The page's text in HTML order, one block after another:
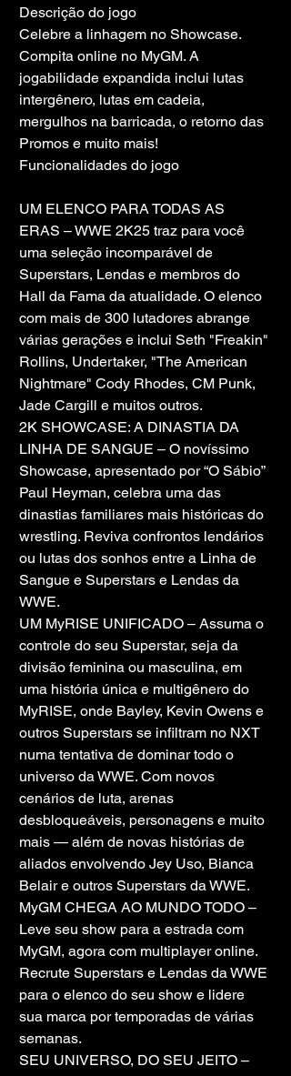
Descrição do jogo
Celebre a linhagem no Showcase.
Compita online no MyGM. A
jogabilidade expandida inclui lutas
intergênero, lutas em cadeia,
mergulhos na barricada, o retorno das
Promos e muito mais!
Funcionalidades do jogo
UM ELENCO PARA TODAS AS
ERAS – WWE 2K25 traz para você
uma seleção incomparável de
Superstars, Lendas e membros do
Hall da Fama da atualidade. O elenco
com mais de 300 lutadores abrange
várias gerações e inclui Seth "Freakin"
Rollins, Undertaker, "The American
Nightmare" Cody Rhodes, CM Punk,
Jade Cargill e muitos outros.
2K SHOWCASE: A DINASTIA DA
LINHA DE SANGUE – O novíssimo
Showcase, apresentado por “O Sábio”
Paul Heyman, celebra uma das
dinastias familiares mais históricas do
wrestling. Reviva confrontos lendários
ou lutas dos sonhos entre a Linha de
Sangue e Superstars e Lendas da
WWE.
UM MyRISE UNIFICADO – Assuma o
controle do seu Superstar, seja da
divisão feminina ou masculina, em
uma história única e multigênero do
MyRISE, onde Bayley, Kevin Owens e
outros Superstars se infiltram no NXT
numa tentativa de dominar todo o
universo da WWE. Com novos
cenários de luta, arenas
desbloqueáveis, personagens e muito
mais — além de novas histórias de
aliados envolvendo Jey Uso, Bianca
Belair e outros Superstars da WWE.
MyGM CHEGA AO MUNDO TODO –
Leve seu show para a estrada com
MyGM, agora com multiplayer online.
Recrute Superstars e Lendas da WWE
para o elenco do seu show e lidere
sua marca por temporadas de várias
semanas.
SEU UNIVERSO, DO SEU JEITO –